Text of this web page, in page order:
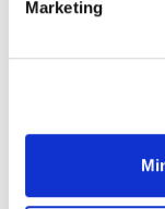
Marketing
Az online
óvjuk meg
Fogyást ígérő